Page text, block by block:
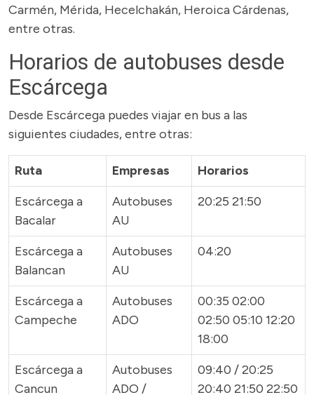
Carmén, Mérida, Hecelchakán, Heroica Cárdenas,
entre otras.
Horarios de autobuses desde
Escárcega
Desde Escárcega puedes viajar en bus a las
siguientes ciudades, entre otras:
Ruta Empresas
Horarios
Escárcega a
Bacalar
Autobuses
AU
20:25 21:50
Escárcega a
Balancan
Autobuses
AU
04:20
Escárcega a
Campeche
Autobuses
ADO
00:35 02:00
02:50 05:10 12:20
18:00
Escárcega a
Cancun
Autobuses
ADO /
09:40 / 20:25
20:40 21:50 22:50